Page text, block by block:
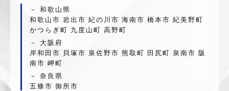
和歌山県
和歌山市 岩出市 紀の川市 海南市 橋本市 紀美野町
かつらぎ町 九度山町 高野町
大阪府
岸和田市 貝塚市 泉佐野市 熊取町 田尻町 泉南市 阪
南市 岬町
奈良県
五條市 御所市